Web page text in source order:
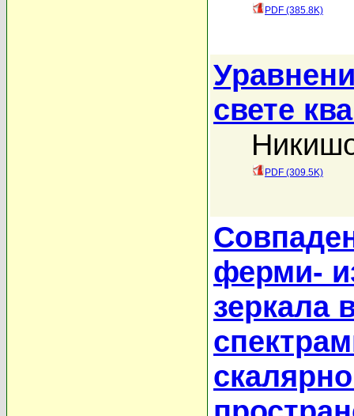
PDF (385.8K)
свете
PDF (309.5K)
ферми-
зеркала